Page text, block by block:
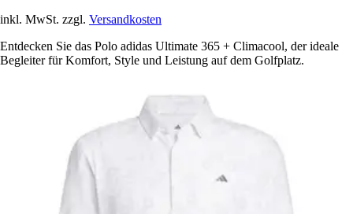
inkl. MwSt. zzgl. Versandkosten
Entdecken Sie das Polo adidas Ultimate 365 + Climacool, der ideale
Begleiter für Komfort, Style und Leistung auf dem Golfplatz.